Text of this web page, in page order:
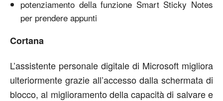
potenziamento della funzione Smart Sticky Notes
per prendere appunti
Cortana
L’assistente personale digitale di Microsoft migliora
ulteriormente grazie all’accesso dalla schermata di
blocco, al miglioramento della capacità di salvare e